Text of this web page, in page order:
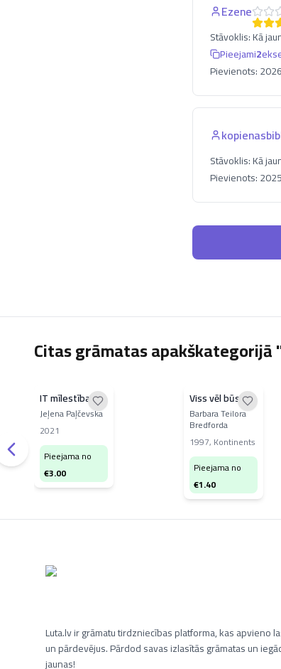
Ezene
Stāvoklis:Kā
Pieejami2
Pievienots:
Stāvoklis:Kā
Pievienots:
Citas grāmatas
IT mīlestība
Jeļena Paļčevska
2021
Pieejama no
€3.00
Viss vēl būs
Barbara Teilora
Bredforda
1997, Kontinents
Pieejama no
€1.40
Luta.lv ir grāmatu tirdzniecības platforma, kas apvieno
un pārdevējus. Pārdod savas izlasītās grāmatas un
jaunas!